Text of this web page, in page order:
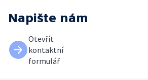
Napište nám
Otevřít
kontaktní
formulář